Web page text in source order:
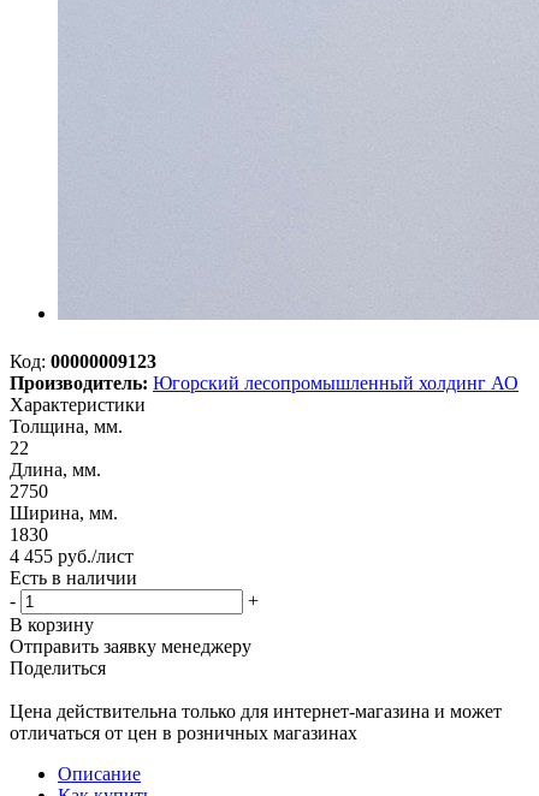
Код: 00000009123
Производитель: Югорский лесопромышленный холдинг АО
Характеристики
Толщина, мм.
22
Длина, мм.
2750
Ширина, мм.
1830
4 455 руб./лист
Есть в наличии
-
+
В корзину
Отправить заявку менеджеру
Поделиться
Цена действительна только для интернет-магазина и может
отличаться от цен в розничных магазинах
Описание